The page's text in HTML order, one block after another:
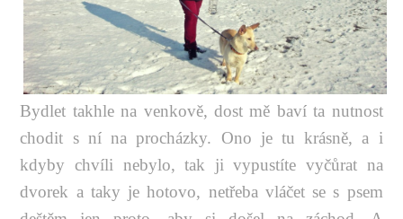
Bydlet takhle na venkově, dost mě baví ta nutnost
chodit s ní na procházky. Ono je tu krásně, a i
kdyby chvíli nebylo, tak ji vypustíte vyčůrat na
dvorek a taky je hotovo, netřeba vláčet se s psem